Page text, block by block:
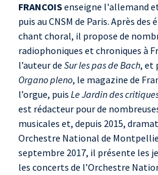
FRANCOISenseigne l'allemand
puis au CNSM de Paris. Après
chant choral, il propose de
radiophoniques et chroniques à
l’auteur de Sur les pas de Bach, et
Organo pleno, le magazine de
l’orgue, puis Le Jardin des
est rédacteur pour de
musicales et, depuis 2015,
Orchestre National de
septembre 2017, il présente les
les concerts de l’Orchestre